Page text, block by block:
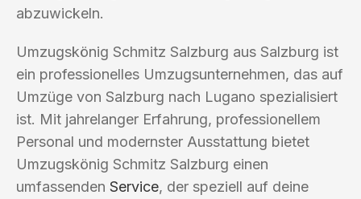
abzuwickeln.
Umzugskönig Schmitz Salzburg aus Salzburg ist
ein professionelles Umzugsunternehmen, das auf
Umzüge von Salzburg nach Lugano spezialisiert
ist. Mit jahrelanger Erfahrung, professionellem
Personal und modernster Ausstattung bietet
Umzugskönig Schmitz Salzburg einen
umfassenden Service, der speziell auf deine